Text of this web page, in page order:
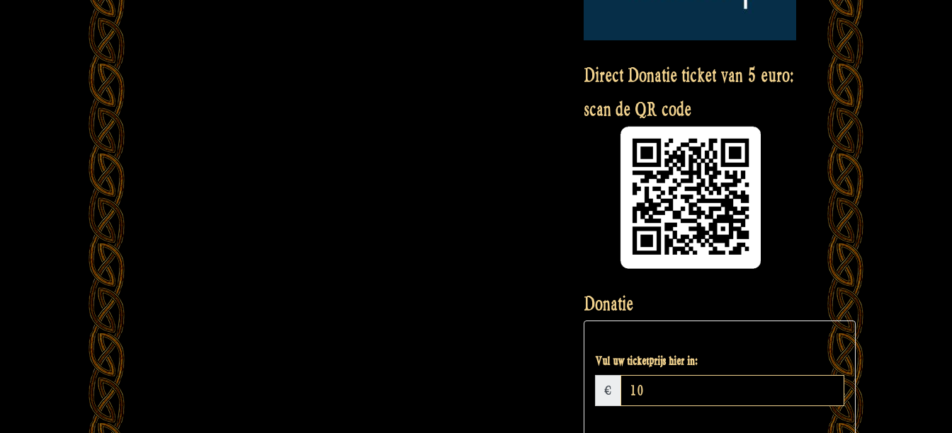
Direct Donatie ticket van 5 euro:
scan de QR code
Donatie
Vul uw ticketprijs hier in:
€